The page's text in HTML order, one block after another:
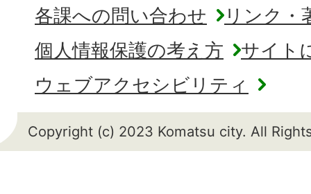
各課への問い合わせ
リンク・
個人情報保護の考え方
サイト
ウェブアクセシビリティ
Copyright (c) 2023 Komatsu city. All